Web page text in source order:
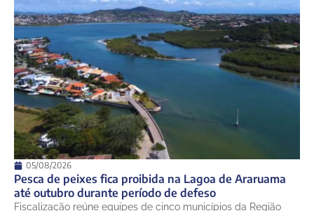
05/08/2026
Pesca de peixes fica proibida na Lagoa de Araruama
até outubro durante período de defeso
Fiscalização reúne equipes de cinco municípios da Região